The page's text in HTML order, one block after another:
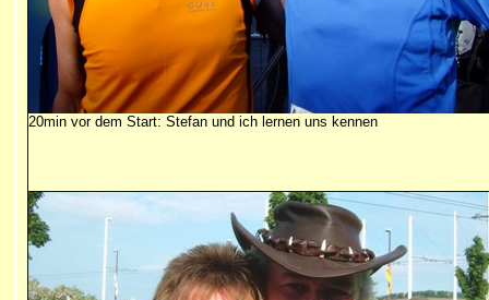
20min vor dem Start: Stefan und ich lernen uns kennen